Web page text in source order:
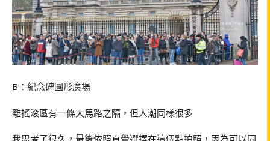
B：紀念碑圓形廣場
離搖滾區有一條大馬路之隔，但人潮同樣很多